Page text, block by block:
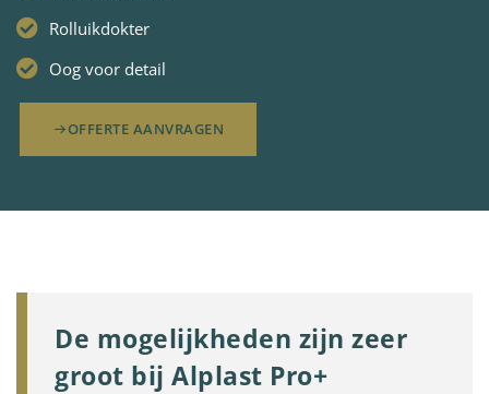
Rolluikdokter
Oog voor detail
OFFERTE AANVRAGEN
De mogelijkheden zijn zeer
groot bij Alplast Pro+